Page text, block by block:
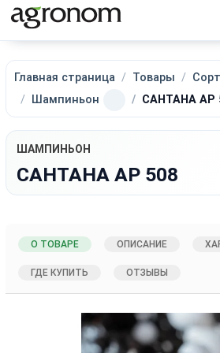
Главная страница Товары
Шампиньон
САНТАНА АР
ШАМПИНЬОН
САНТАНА АР 508
О ТОВАРЕ ОПИСАНИЕ
ГДЕ КУПИТЬ ОТЗЫВЫ